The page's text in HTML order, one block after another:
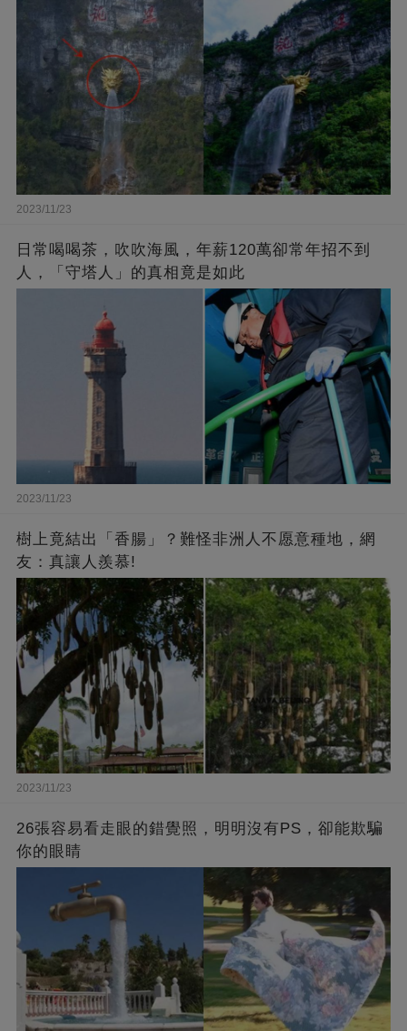
2023/11/23
日常喝喝茶，吹吹海風，年薪120萬卻常年招不到
人，「守塔人」的真相竟是如此
2023/11/23
樹上竟結出「香腸」？難怪非洲人不愿意種地，網
友：真讓人羨慕!
2023/11/23
26張容易看走眼的錯覺照，明明沒有PS，卻能欺騙
你的眼睛